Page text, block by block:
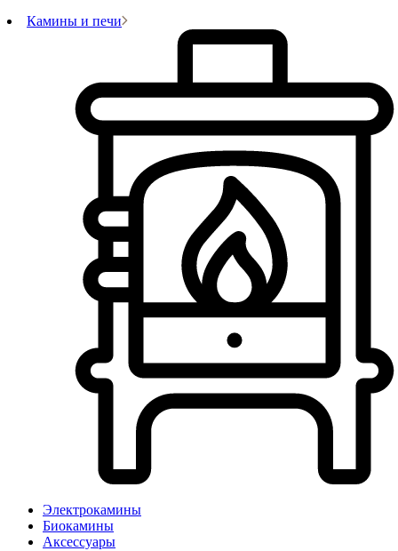
Камины и печи
Электрокамины
Биокамины
Аксессуары